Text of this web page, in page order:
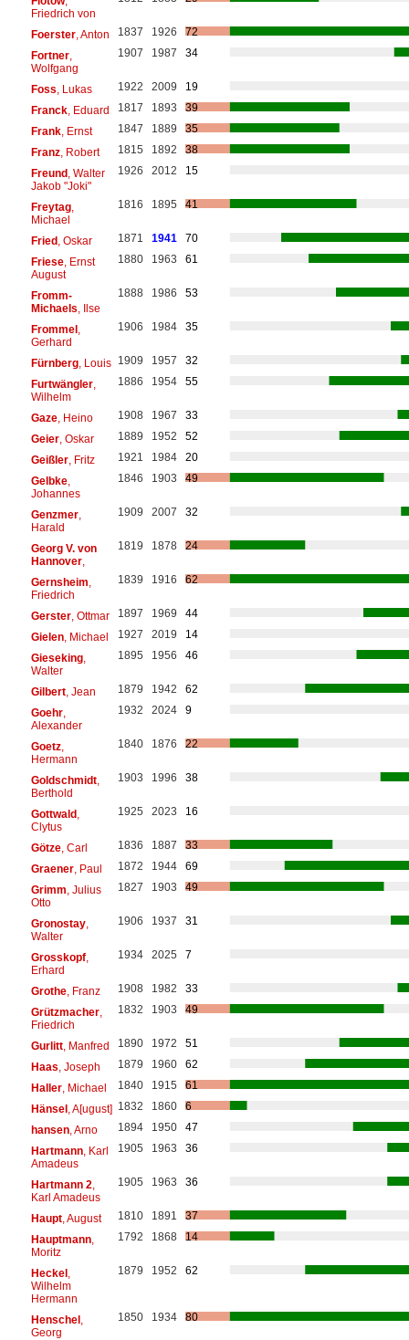
Friedrich von
Foerster, Anton 1837 1926
72
Fortner,
Wolfgang
1907 1987 34
Foss , Lukas 1922 2009
19
Franck, Eduard 1817 1893
39
Frank, Ernst 1847 1889
35
Franz, Robert 1815 1892
38
Freund, Walter
Jakob "Joki"
1926 2012 15
Freytag,
Michael
1816 1895 41
Fried, Oskar 1871 1941
70
Friese, Ernst
August
1880 1963 61
Fromm-
Michaels , Ilse
1888 1986 53
Frommel,
Gerhard
1906 1984 35
Fürnberg, Louis 1909 1957
32
Furtwängler,
Wilhelm
1886 1954 55
Gaze, Heino 1908 1967
33
Geier, Oskar 1889 1952
52
Geißler, Fritz 1921 1984
20
Gelbke,
Johannes
1846 1903 49
Genzmer,
Harald
1909 2007 32
Georg V. von
Hannover,
1819 1878 24
Gernsheim
Friedrich
1839 1916 62
Gerster, Ottmar 1897 1969
44
Gielen, Michael 1927 2019
14
Gieseking,
Walter
1895 1956 46
Gilbert, Jean 1879 1942
62
Goehr,
Alexander
1932 2024 9
Goetz,
Hermann
1840 1876 22
Goldschmidt,
Berthold
1903 1996 38
Gottwald,
Clytus
1925 2023 16
Götze, Carl 1836 1887
33
Graener, Paul 1872 1944
69
Grimm , Julius
Otto
1827 1903 49
Gronostay,
Walter
1906 1937 31
Grosskopf,
Erhard
1934 2025 7
Grothe, Franz 1908 1982
33
Grützmacher,
Friedrich
1832 1903 49
Gurlitt, Manfred 1890 1972
51
Haas , Joseph 1879 1960
62
Haller, Michael 1840 1915
61
Hänsel, A[ugust] 1832 1860
6
hansen, Arno 1894 1950
47
Hartmann, Karl
Amadeus
1905 1963 36
Hartmann 2
Karl Amadeus
1905 1963 36
Haupt, August 1810 1891
37
Hauptmann,
Moritz
1792 1868 14
Heckel,
Wilhelm
Hermann
1879 1952 62
Henschel,
Georg
1850 1934 80